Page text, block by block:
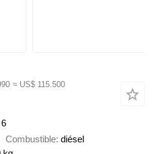
≈ US$ 115.500
Combustible diésel